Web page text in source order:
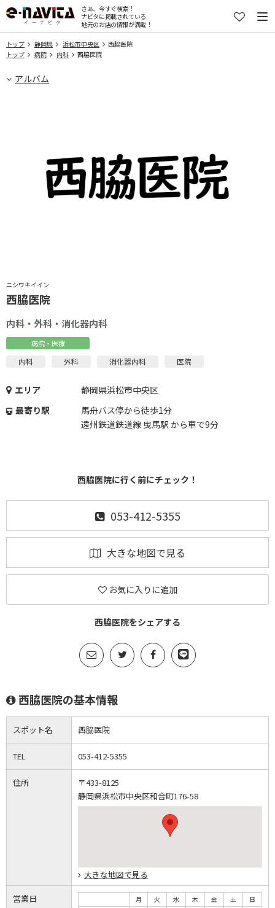
さぁ、今すぐ検索！
ナビタに掲載されている
地元のお店の情報が満載！
トップ 静岡県 浜松市中央区
西脇医院
トップ
病院 内科 西脇医院
アルバム
ニシワキイイン
西脇医院
内科・外科・消化器内科
病院・医療
内科 外科 消化器内科 医院
エリア
静岡県浜松市中央区
最寄り駅
馬舟バス停から徒歩1分
遠州鉄道鉄道線 曳馬駅 から車で9分
西脇医院に行く前にチェック！
053-412-5355
大きな地図で見る
お気に入りに追加
西脇医院をシェアする
西脇医院の基本情報
スポット名 西脇医院
TEL 053-412-5355
住所
〒433-8125
静岡県浜松市中央区和合町176-58
大きな地図で見る
営業日 月 火 水 木 金 土
日